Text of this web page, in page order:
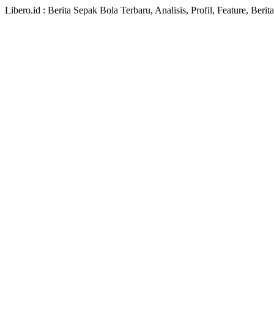
Libero.id : Berita Sepak Bola Terbaru, Analisis, Profil, Feature,